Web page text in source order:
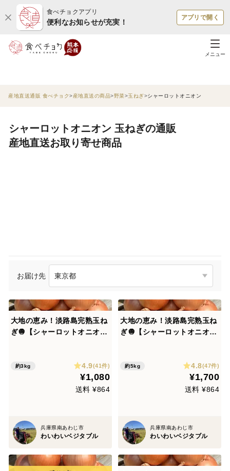
食べチョクアプリ
便利なお知らせが充実！
アプリで開く
メニュー
産地直送通販 食べチョク 産地直送の商品 野菜 玉ねぎ シャーロットオニオン
シャーロットオニオン 玉ねぎの通販
産地直送お取り寄せ商品
お届け先
大地の恵み！淡路島完熟玉ね
ぎ🧅【シャーロットオニオ
約3kg 4.9(41件)
¥1,080
送料 ¥864
兵庫県南あわじ市
わいわいベジタブル
大地の恵み！淡路島完熟玉ね
ぎ🧅【シャーロットオニオ
約5kg 4.8(47件)
¥1,700
送料 ¥864
兵庫県南あわじ市
わいわいベジタブル